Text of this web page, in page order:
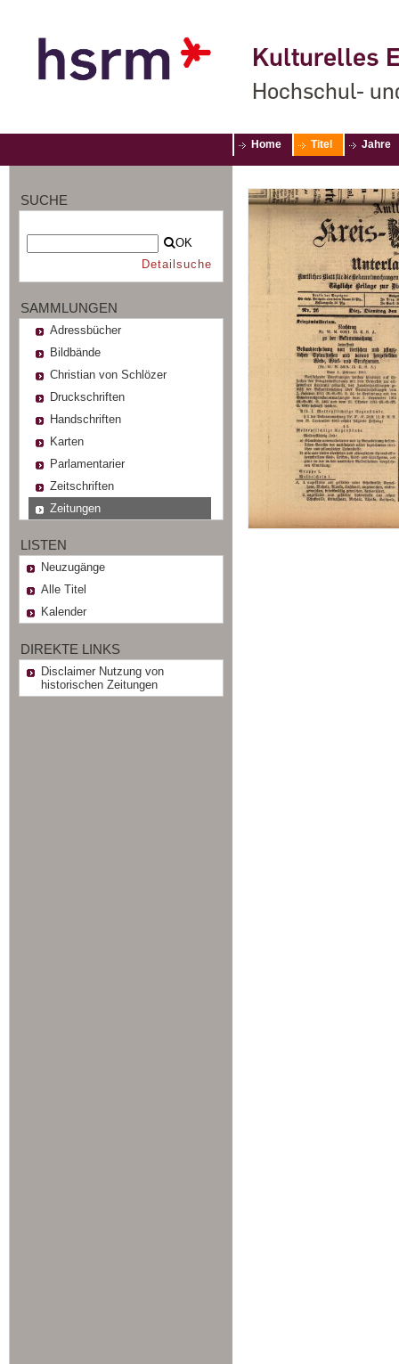
Kulturelles
Hochschul-
Home Titel Jahre
SUCHE
OK
Detailsuche
SAMMLUNGEN
Adressbücher
Bildbände
Christian von Schlözer
Druckschriften
Handschriften
Karten
Parlamentarier
Zeitschriften
Zeitungen
LISTEN
Neuzugänge
Alle Titel
Kalender
DIREKTE LINKS
Disclaimer Nutzung von
historischen Zeitungen